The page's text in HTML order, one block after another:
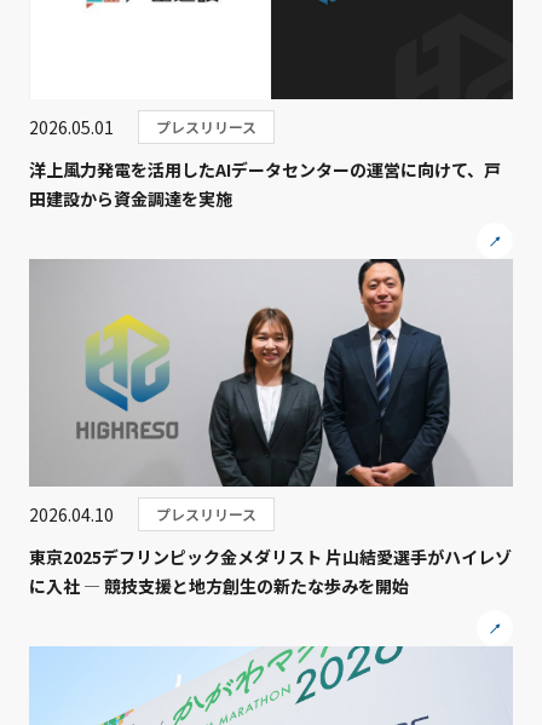
2026.05.01 プレスリリース
洋上風力発電を活用したAIデータセンターの運営に向けて、戸
田建設から資金調達を実施
2026.04.10 プレスリリース
東京2025デフリンピック金メダリスト 片山結愛選手がハイレゾ
に入社 ― 競技支援と地方創生の新たな歩みを開始